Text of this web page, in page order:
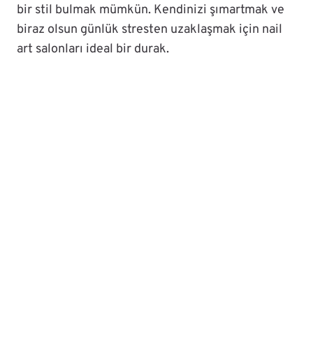
bir stil bulmak mümkün. Kendinizi şımartmak ve
biraz olsun günlük stresten uzaklaşmak için nail
art salonları ideal bir durak.